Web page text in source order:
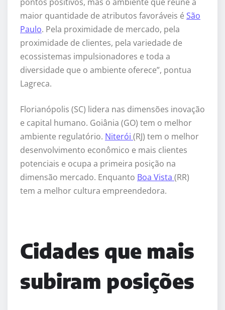
maior quantidade de atributos favoráveis é São
Paulo. Pela proximidade de mercado, pela
proximidade de clientes, pela variedade de
ecossistemas impulsionadores e toda a
diversidade que o ambiente oferece”, pontua
Lagreca.
Florianópolis (SC) lidera nas dimensões inovação
e capital humano. Goiânia (GO) tem o melhor
ambiente regulatório. Niterói (RJ) tem o melhor
desenvolvimento econômico e mais clientes
potenciais e ocupa a primeira posição na
dimensão mercado. Enquanto Boa Vista (RR)
tem a melhor cultura empreendedora.
Cidades que mais
subiram posições